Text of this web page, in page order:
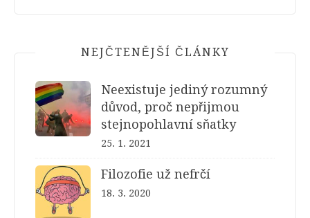
NEJČTENĚJŠÍ ČLÁNKY
Neexistuje jediný rozumný
důvod, proč nepřijmou
stejnopohlavní sňatky
25. 1. 2021
Filozofie už nefrčí
18. 3. 2020